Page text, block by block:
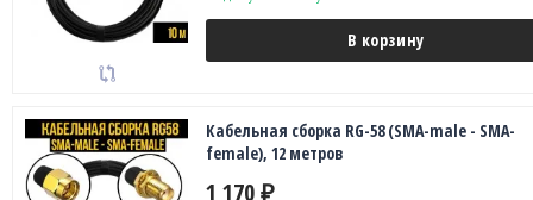
В корзину
Кабельная сборка RG-58 (SMA-male - SMA-
female), 12 метров
1 170 ₽